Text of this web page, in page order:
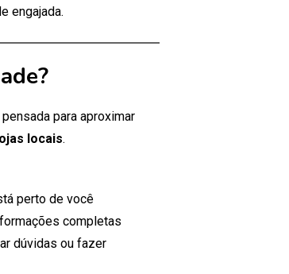
engajada.
pensada para aproximar
locais.
perto de você
completas
dúvidas ou fazer